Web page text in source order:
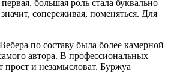
большая роль стала буквально
сопереживая, поменяться. Для
по составу была более камерной
автора. В профессиональных
прост и незамысловат. Буржуа